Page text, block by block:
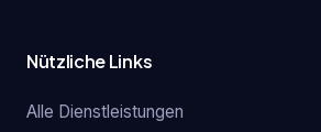
Nützliche Links
Alle Dienstleistungen